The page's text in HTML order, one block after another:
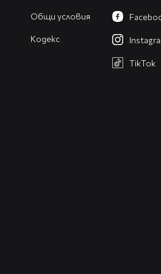
Общи условия
Кодекс
TikTok